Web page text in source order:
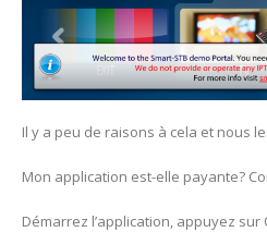
Il y a peu de raisons à cela et nous
Mon application est-elle payante?
Démarrez l’application, appuyez